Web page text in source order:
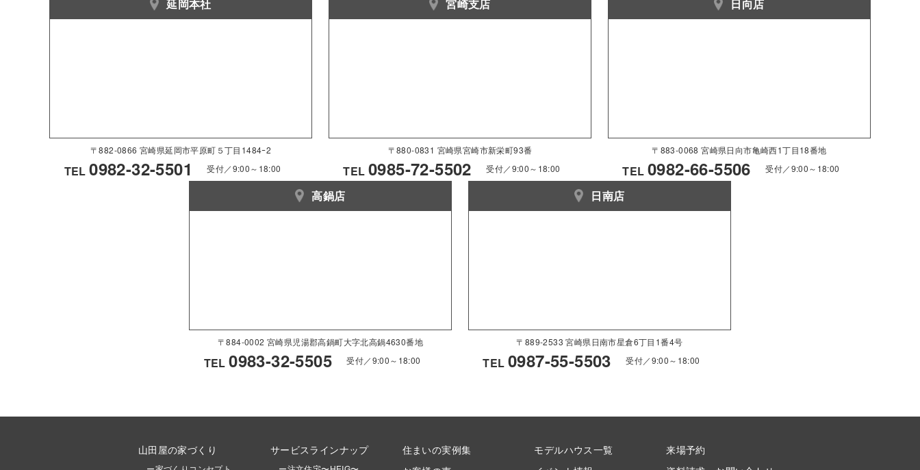
延岡本社
〒882-0866 宮崎県延岡市平原町５丁目1484ｰ2
TEL0982-32-5501 受付／9:00～18:00
宮崎支店
〒880-0831 宮崎県宮崎市新栄町93番
TEL0985-72-5502 受付／9:00～18:00
日向店
〒883-0068 宮崎県日向市亀崎西1丁目18番地
TEL0982-66-5506 受付／9:00～18:00
高鍋店
〒884-0002 宮崎県児湯郡高鍋町大字北高鍋4630番地
TEL0983-32-5505 受付／9:00～18:00
日南店
〒889-2533 宮崎県日南市星倉6丁目1番4号
TEL0987-55-5503 受付／9:00～18:00
山田屋の家づくり サービスラインナップ
住まいの実例集
モデルハウス一覧
来場予約